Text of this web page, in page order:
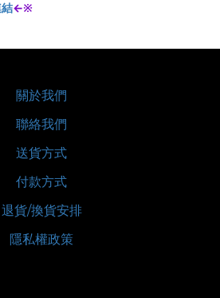
←※
關於我們
聯絡我們
送貨方式
付款方式
退貨/換貨安排
隱私權政策